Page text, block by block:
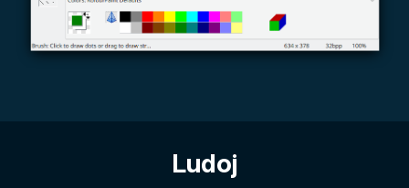
Ludoj